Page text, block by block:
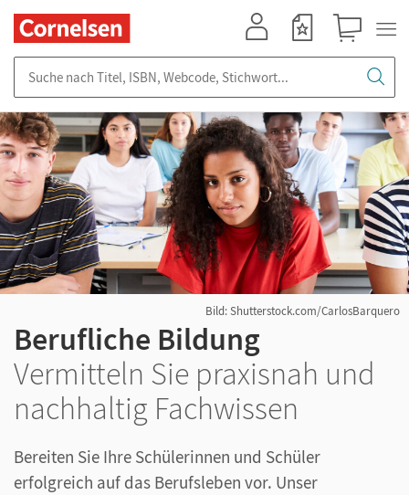
Bild: Shutterstock.com/CarlosBarquero
Berufliche Bildung
Vermitteln Sie praxisnah und
nachhaltig Fachwissen
Bereiten Sie Ihre Schülerinnen und Schüler
erfolgreich auf das Berufsleben vor. Unser